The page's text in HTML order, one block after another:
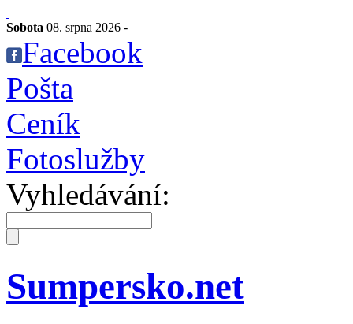
Sobota 08. srpna 2026 -
Facebook
Pošta
Ceník
Fotoslužby
Vyhledávání:
Sumpersko.net